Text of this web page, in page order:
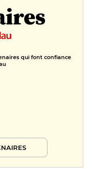
qui font confiance